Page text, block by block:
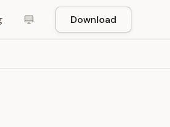
Download